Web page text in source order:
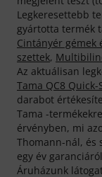
Legkeresettebb
gyártotta termék
Cintányér gémek
szettek,
Az aktuálisan
Tama QC8
darabot
Tama -
érvényben, mi
Thomann-nál, és
egy év
Áruházunk